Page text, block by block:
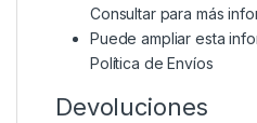
Consultar para más
Puede ampliar esta
Política de Envíos
Devoluciones